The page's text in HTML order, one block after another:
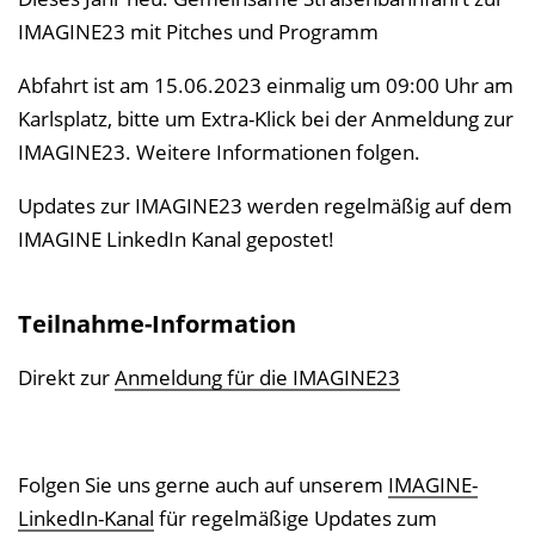
IMAGINE23 mit Pitches und Programm
Abfahrt ist am 15.06.2023 einmalig um 09:00 Uhr am
Karlsplatz, bitte um Extra-Klick bei der Anmeldung zur
IMAGINE23. Weitere Informationen folgen.
Updates zur IMAGINE23 werden regelmäßig auf dem
IMAGINE LinkedIn Kanal gepostet!
Teilnahme-Information
Direkt zurAnmeldung für die IMAGINE23
Folgen Sie uns gerne auch auf unserem IMAGINE-
LinkedIn-Kanal für regelmäßige Updates zum